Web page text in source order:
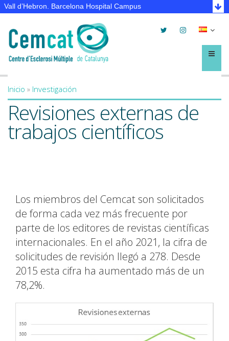
Vall d’Hebron. Barcelona Hospital Campus
TwitterInstagram
Menú
You are here
Inicio » Investigación
Revisiones externas de
trabajos científicos
Los miembros del Cemcat son solicitados
de forma cada vez más frecuente por
parte de los editores de revistas científicas
internacionales. En el año 2021, la cifra de
solicitudes de revisión llegó a 278. Desde
2015 esta cifra ha aumentado más de un
78,2%.